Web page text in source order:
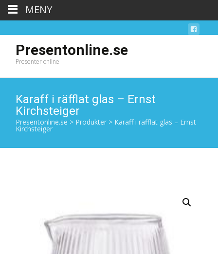
Presentonline.se
Presenter online
Karaff i räfflat glas – Ernst
Kirchsteiger
Presentonline.se > Produkter > Karaff i räfflat glas – Ernst
Kirchsteiger
MENY